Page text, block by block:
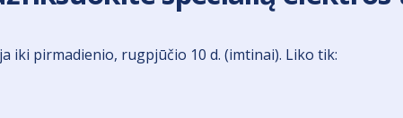
iki pirmadienio, rugpjūčio 10 d. (imtinai). Liko tik: